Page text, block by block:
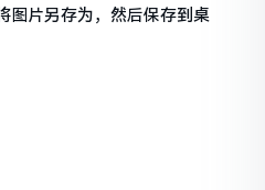
图片另存为，然后保存到桌